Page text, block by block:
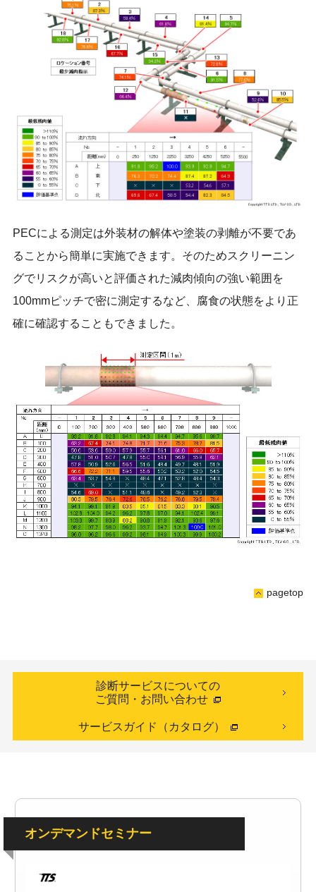
PECによる測定は外装材の解体や塗装の剥離が不要であ
ることから簡単に実施できます。そのためスクリーニン
グでリスクが高いと評価された減肉傾向の強い範囲を
100mmピッチで密に測定するなど、腐食の状態をより正
確に確認することもできました。
pagetop
診断サービスについての
ご質問・お問い合わせ
サービスガイド（カタログ）
オンデマンドセミナー